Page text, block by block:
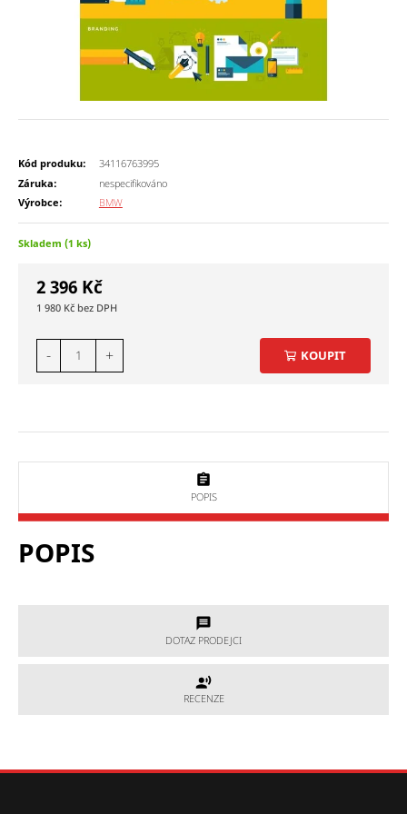
Kód produku:
34116763995
Záruka:
nespecifikováno
Výrobce:
BMW
Skladem (1 ks)
2 396 Kč
1 980 Kč
- + KOUPIT
POPIS
POPIS
DOTAZ PRODEJCI
DOTAZ PRODEJCI
Neváhejte se na nás obrátit a my Vám rádi pomůžeme.
RECENZE